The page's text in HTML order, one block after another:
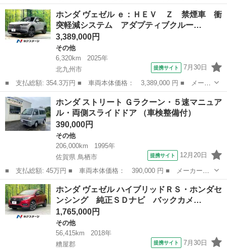
名： ホンダ ■ 車種名： ヴェゼル ■ グレード名： ハイブリッ
ドＺ 全国対応１年保証 ＴＥＩＮ車高調 ハーフレザーシート 社
外１７ＡＷ ...
福岡 直方市 その他
ホンダ ヴェゼル ｅ：ＨＥＶ Ｚ 禁煙車 衝
突軽減システム アダプティブクルー…
3,389,000円
その他
6,320km
2025年
北九州市
提携サイト 7月30日
■ 支払総額: 354.3万円 ■ 車両本体価格： 3,389,000 円 ■ メーカ
ー名： ホンダ ■ 車種名： ヴェゼル ■ グレード名： ｅ：ＨＥ
Ｖ Ｚ 禁煙車 衝突軽減システム アダプティブクルーズ 純正９
型ディス...
福岡 北九州市 その他
ホンダ ストリート Ｇラクーン・５速マニュア
ル・両側スライドドア （車検整備付）
390,000円
その他
206,000km
1995年
佐賀県 鳥栖市
提携サイト 12月20日
■ 支払総額: 45万円 ■ 車両本体価格： 390,000 円 ■ メーカー
名： ホンダ ■ 車種名： ストリート ■ グレード名： Ｇラクー
ン・５速マニュアル・両側スライドドア ■ 排気量： 660cc ■ ドア
枚数：...
佐賀 鳥栖市 その他
ホンダ ヴェゼル ハイブリッドＲＳ・ホンダセ
ンシング 純正ＳＤナビ バックカメ…
1,765,000円
その他
56,415km
2018年
糟屋郡
提携サイト 7月30日